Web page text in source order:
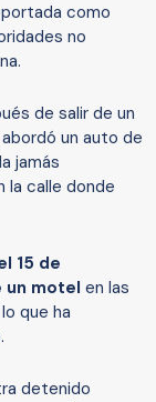
como
no
de salir de un
un auto de
jamás
la calle donde
15 de
un motel en las
que ha
detenido